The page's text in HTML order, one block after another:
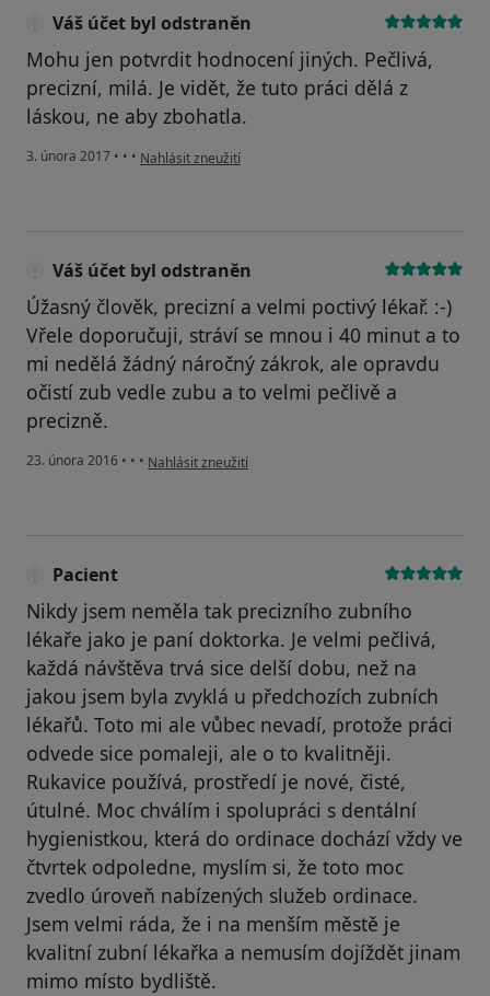
Váš účet byl odstraněn
Mohu jen potvrdit hodnocení jiných. Pečlivá,
precizní, milá. Je vidět, že tuto práci dělá z
láskou, ne aby zbohatla.
3. února 2017 • • • podle názoru uživatele Váš účet byl odstraněn
Nahlásit zneužití
Váš účet byl odstraněn
Úžasný člověk, precizní a velmi poctivý lékař. :-)
Vřele doporučuji, stráví se mnou i 40 minut a to
mi nedělá žádný náročný zákrok, ale opravdu
očistí zub vedle zubu a to velmi pečlivě a
precizně.
23. února 2016 • • • podle názoru uživatele Váš účet byl odstraněn
Nahlásit zneužití
Pacient
Nikdy jsem neměla tak precizního zubního
lékaře jako je paní doktorka. Je velmi pečlivá,
každá návštěva trvá sice delší dobu, než na
jakou jsem byla zvyklá u předchozích zubních
lékařů. Toto mi ale vůbec nevadí, protože práci
odvede sice pomaleji, ale o to kvalitněji.
Rukavice používá, prostředí je nové, čisté,
útulné. Moc chválím i spolupráci s dentální
hygienistkou, která do ordinace dochází vždy ve
čtvrtek odpoledne, myslím si, že toto moc
zvedlo úroveň nabízených služeb ordinace.
Jsem velmi ráda, že i na menším městě je
kvalitní zubní lékařka a nemusím dojíždět jinam
mimo místo bydliště.